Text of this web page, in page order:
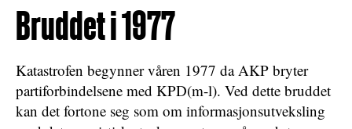
Bruddet i 1977
Katastrofen begynner våren 1977 da AKP bryter
partiforbindelsene med KPD(m-l). Ved dette bruddet
kan det fortone seg som om informasjonsutveksling